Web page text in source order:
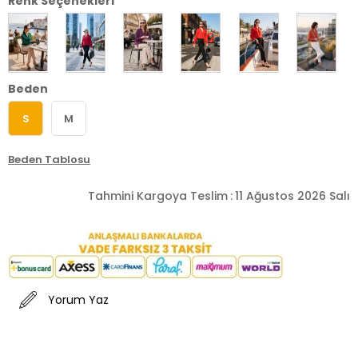
Beden
S M
Beden Tablosu
Tahmini Kargoya Teslim :11 Ağustos 2026 Salı
Yorum Yaz